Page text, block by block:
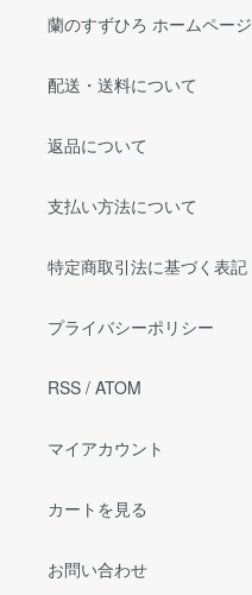
蘭のすずひろ ホームページ
配送・送料について
返品について
支払い方法について
特定商取引法に基づく表記
プライバシーポリシー
RSS / ATOM
マイアカウント
カートを見る
お問い合わせ